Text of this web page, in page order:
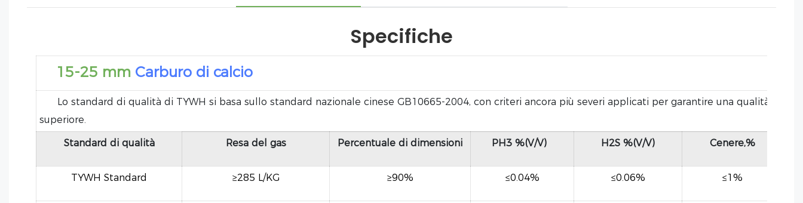
Specifiche
15-25 mm Carburo di calcio
Lo standard di qualità di TYWH si basa sullo standard nazionale cinese GB10665-2004, con criteri ancora più severi applicati per garantire una qualità
superiore.
Standard di qualità Resa del gas Percentuale di dimensioni PH3 %(V/V) H2S %(V/V) Cenere,%
TYWH Standard ≥285 L/KG ≥90% ≤0.04% ≤0.06% ≤1%